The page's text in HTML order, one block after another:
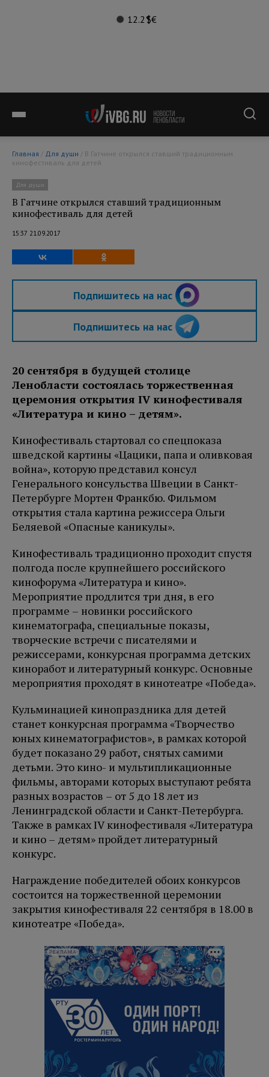
12.2°$€
Главная / Для души
кинофестиваль для детей
Для души
В Гатчине открылся ставший традиционным
кинофестиваль для детей
15:37 21.09.2017
Подпишитесь на нас
Подпишитесь на нас
20 сентября в будущей столице
Ленобласти состоялась торжественная
церемония открытия IV кинофестиваля
«Литература и кино – детям».
Кинофестиваль стартовал со спецпоказа
шведской картины «Цацики, папа и оливковая
война», которую представил консул
Генерального консульства Швеции в Санкт-
Петербурге Мортен Франкбю. Фильмом
открытия стала картина режиссера Ольги
Беляевой «Опасные каникулы».
Кинофестиваль традиционно проходит спустя
полгода после крупнейшего российского
кинофорума «Литература и кино».
Мероприятие продлится три дня, в его
программе – новинки российского
кинематографа, специальные показы,
творческие встречи с писателями и
режиссерами, конкурсная программа детских
киноработ и литературный конкурс. Основные
мероприятия проходят в кинотеатре «Победа».
Кульминацией кинопраздника для детей
станет конкурсная программа «Творчество
юных кинематографистов», в рамках которой
будет показано 29 работ, снятых самими
детьми. Это кино- и мультипликационные
фильмы, авторами которых выступают ребята
разных возрастов – от 5 до 18 лет из
Ленинградской области и Санкт-Петербурга.
Также в рамках IV кинофестиваля «Литература
и кино – детям» пройдет литературный
конкурс.
Награждение победителей обоих конкурсов
состоится на торжественной церемонии
закрытия кинофестиваля 22 сентября в 18.00 в
кинотеатре «Победа».
РЕКЛАМА